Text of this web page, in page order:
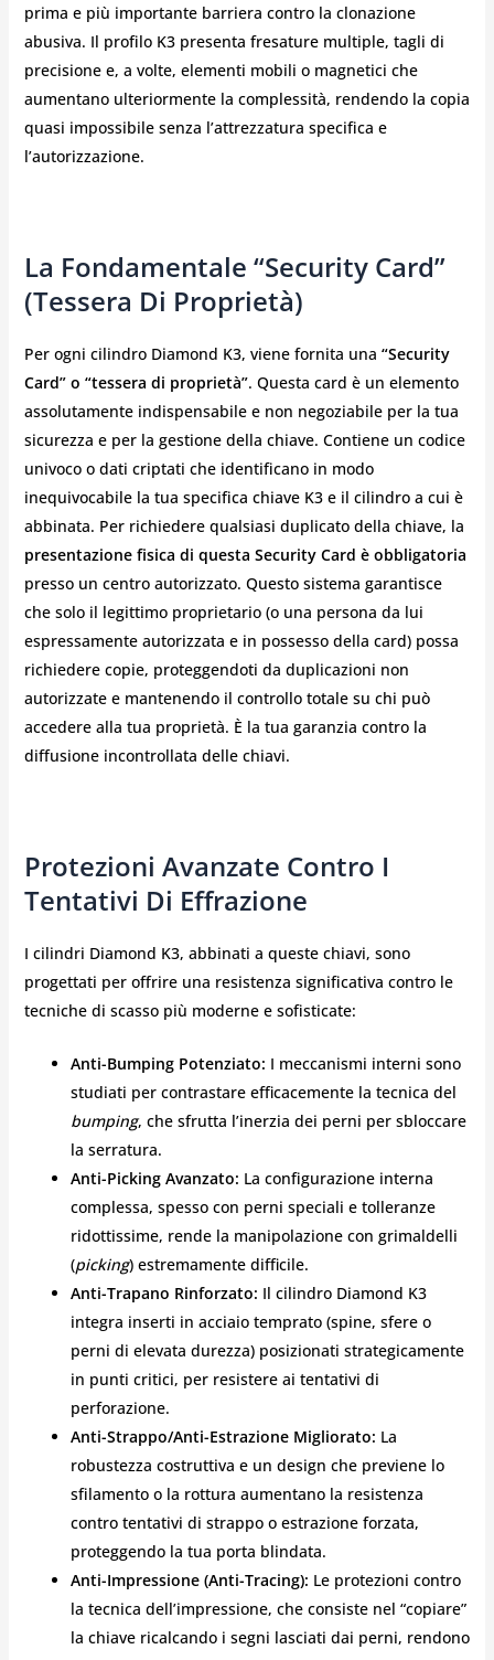
prima e più importante barriera contro la clonazione
abusiva. Il profilo K3 presenta fresature multiple, tagli di
precisione e, a volte, elementi mobili o magnetici che
aumentano ulteriormente la complessità, rendendo la copia
quasi impossibile senza l’attrezzatura specifica e
l’autorizzazione.
La Fondamentale “Security Card”
(Tessera Di Proprietà)
Per ogni cilindro Diamond K3, viene fornita una “Security
Card” o “tessera di proprietà”. Questa card è un elemento
assolutamente indispensabile e non negoziabile per la tua
sicurezza e per la gestione della chiave. Contiene un codice
univoco o dati criptati che identificano in modo
inequivocabile la tua specifica chiave K3 e il cilindro a cui è
abbinata. Per richiedere qualsiasi duplicato della chiave, la
presentazione fisica di questa Security Card è obbligatoria
presso un centro autorizzato. Questo sistema garantisce
che solo il legittimo proprietario (o una persona da lui
espressamente autorizzata e in possesso della card) possa
richiedere copie, proteggendoti da duplicazioni non
autorizzate e mantenendo il controllo totale su chi può
accedere alla tua proprietà. È la tua garanzia contro la
diffusione incontrollata delle chiavi.
Protezioni Avanzate Contro I
Tentativi Di Effrazione
I cilindri Diamond K3, abbinati a queste chiavi, sono
progettati per offrire una resistenza significativa contro le
tecniche di scasso più moderne e sofisticate:
Anti-Bumping Potenziato: I meccanismi interni sono
studiati per contrastare efficacemente la tecnica del
bumping, che sfrutta l’inerzia dei perni per sbloccare
la serratura.
Anti-Picking Avanzato: La configurazione interna
complessa, spesso con perni speciali e tolleranze
ridottissime, rende la manipolazione con grimaldelli
(picking) estremamente difficile.
Anti-Trapano Rinforzato: Il cilindro Diamond K3
integra inserti in acciaio temprato (spine, sfere o
perni di elevata durezza) posizionati strategicamente
in punti critici, per resistere ai tentativi di
perforazione.
Anti-Strappo/Anti-Estrazione Migliorato: La
robustezza costruttiva e un design che previene lo
sfilamento o la rottura aumentano la resistenza
contro tentativi di strappo o estrazione forzata,
proteggendo la tua porta blindata.
Anti-Impressione (Anti-Tracing): Le protezioni contro
la tecnica dell’impressione, che consiste nel “copiare”
la chiave ricalcando i segni lasciati dai perni, rendono